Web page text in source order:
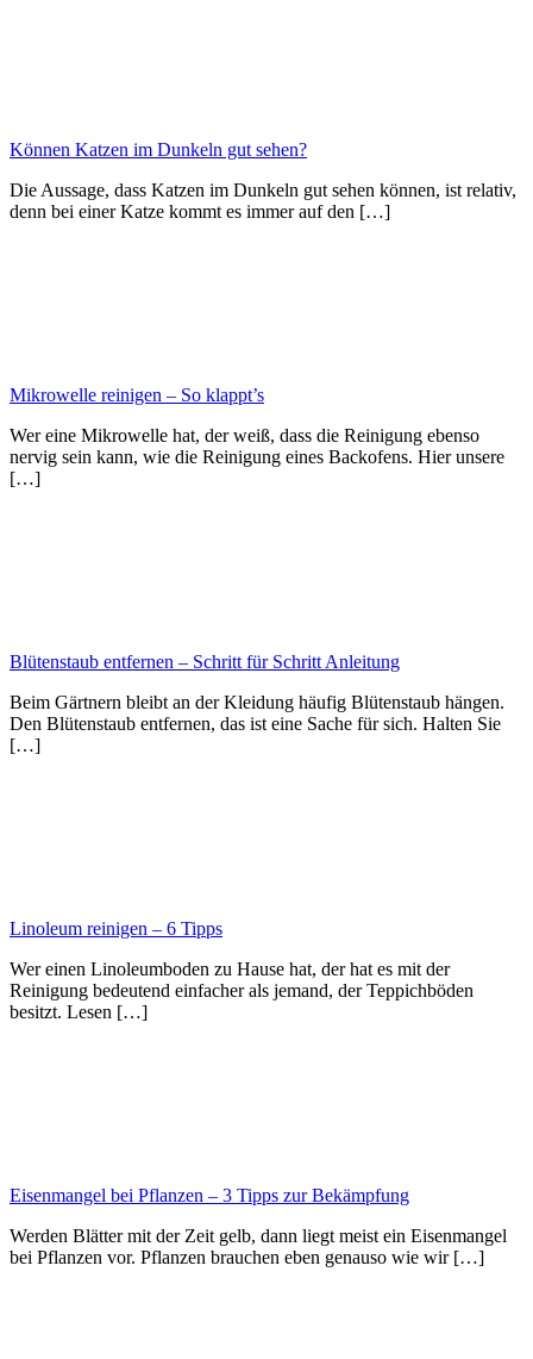
Können Katzen im Dunkeln gut sehen?
Die Aussage, dass Katzen im Dunkeln gut sehen können, ist relativ,
denn bei einer Katze kommt es immer auf den […]
Mikrowelle reinigen – So klappt’s
Wer eine Mikrowelle hat, der weiß, dass die Reinigung ebenso
nervig sein kann, wie die Reinigung eines Backofens. Hier unsere
[…]
Blütenstaub entfernen – Schritt für Schritt Anleitung
Beim Gärtnern bleibt an der Kleidung häufig Blütenstaub hängen.
Den Blütenstaub entfernen, das ist eine Sache für sich. Halten Sie
[…]
Linoleum reinigen – 6 Tipps
Wer einen Linoleumboden zu Hause hat, der hat es mit der
Reinigung bedeutend einfacher als jemand, der Teppichböden
besitzt. Lesen […]
Eisenmangel bei Pflanzen – 3 Tipps zur Bekämpfung
Werden Blätter mit der Zeit gelb, dann liegt meist ein Eisenmangel
bei Pflanzen vor. Pflanzen brauchen eben genauso wie wir […]